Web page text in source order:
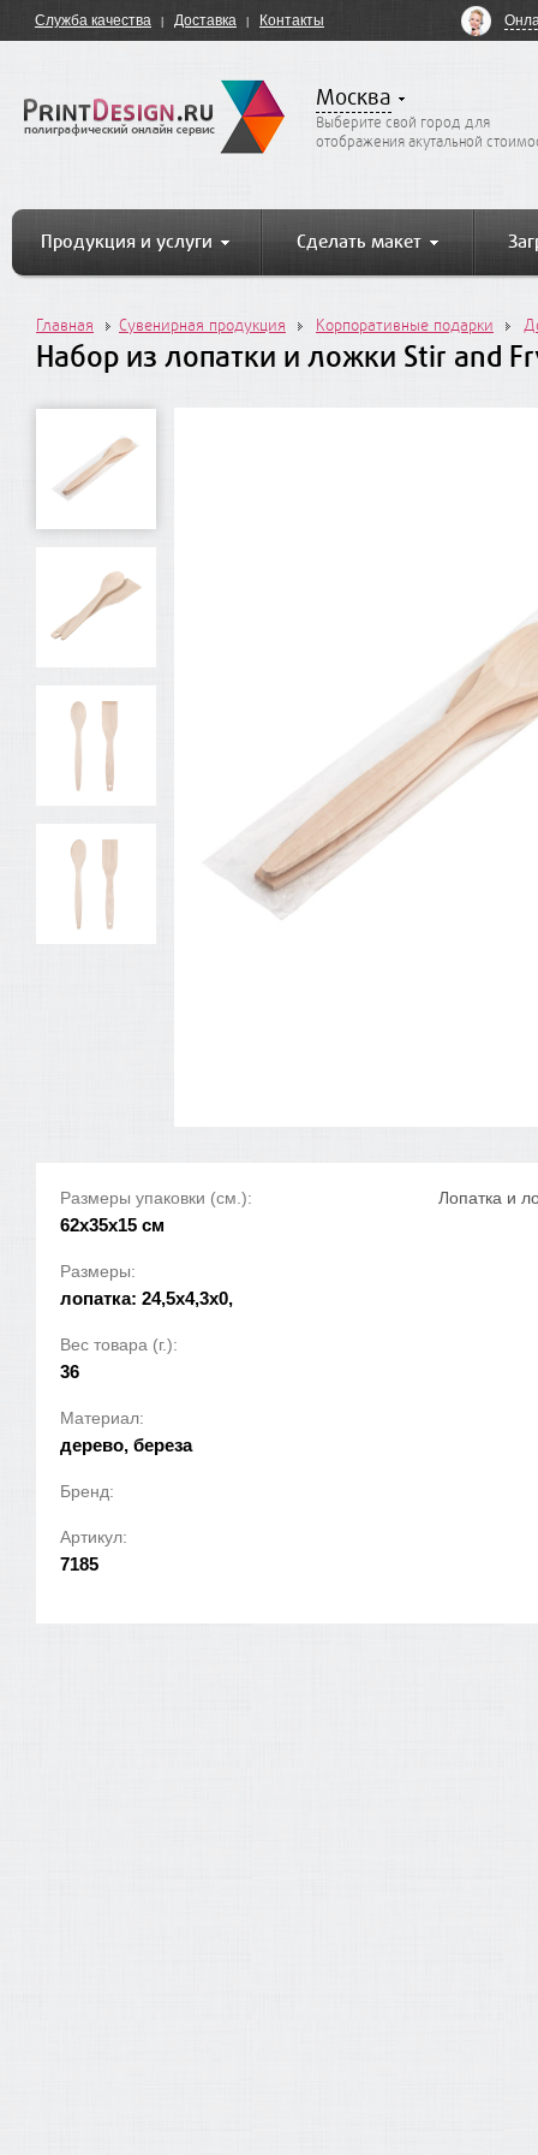
Служба качества Доставка Контакты
Москва
Выберите свой город для
отображения акутальной
Продукция и услуги Сделать макет
Главная Сувенирная продукция Корпоративные подарки
Набор из лопатки и ложки Stir and
Размеры упаковки (см.):
62x35x15 см
Размеры:
лопатка: 24,5х4,3х0,
Вес товара (г.):
36
Материал:
дерево, береза
Бренд:
Артикул:
7185
Лопатка и